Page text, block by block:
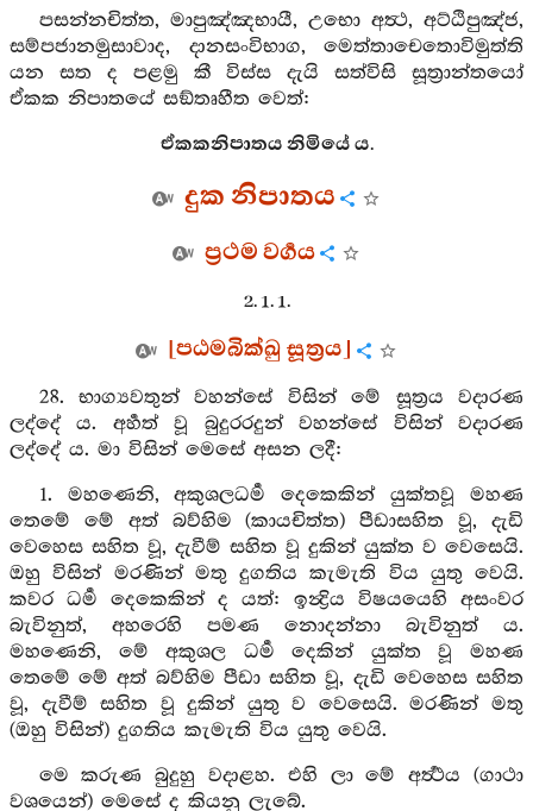
පසන්නචිත්ත, මාපුඤ්ඤභායී, උභො අත්‍ථ, අට්ඨිපුඤ්ජ,
සම්පජානමුසාවාද, දානසංවිභාග, මෙත්තාචෙතොවිමුත්ති
යන සත ද පළමු කී විස්ස දැයි සත්විසි සූත්‍රාන්තයෝ
ඒකක නිපාතයේ සඞ්තෘහීත වෙත්:
ඒකකනිපාතය නිමියේ ය.
දුක නිපාතය
ප්‍රථම වර්‍ගය
2. 1. 1.
[පඨමබික්ඛු සූත්‍රය]
28. භාග්‍යවතුන් වහන්සේ විසින් මේ සූත්‍රය වදාරණ
ලද්දේ ය. අර්‍හත් වූ බුදුරරදුන් වහන්සේ විසින් වදාරණ
ලද්දේ ය. මා විසින් මෙසේ අසන ලදී:
1. මහණෙනි, අකුශලධර්‍ම දෙකෙකින් යුක්තවූ මහණ
තෙමේ මේ අත් බව්හිම (කායචිත්ත) පීඩාසහිත වූ, දැඩි
වෙහෙස සහිත වූ, දැවීම් සහිත වූ දුකින් යුක්ත ව වෙසෙයි.
ඔහු විසින් මරණින් මතු දුගතිය කැමැති විය යුතු වෙයි.
කවර ධර්‍ම දෙකෙකින් ද යත්: ඉන්‍ද්‍රිය විෂයයෙහි අසංවර
බැවිනුත්, අහරෙහි පමණ නොදන්නා බැවිනුත් ය.
මහණෙනි, මේ අකුශල ධර්‍ම දෙකින් යුක්ත වූ මහණ
තෙමේ මේ අත් බව්හිම පීඩා සහිත වූ, දැඩි වෙහෙස සහිත
වූ, දැවීම් සහිත වූ දුකින් යුතු ව වෙසෙයි. මරණින් මතු
(ඔහු විසින්) දුගතිය කැමැති විය යුතු වෙයි.
මෙ කරුණ බුදුහු වදාළහ. එහි ලා මේ අර්‍ත්‍ථය (ගාථා
වශයෙන්) මෙසේ ද කියනු ලැබේ.